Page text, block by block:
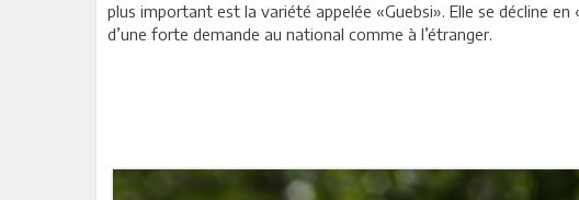
plus important est la variété appelée «Guebsi». Elle se décline
d’une forte demande au national comme à l’étranger.